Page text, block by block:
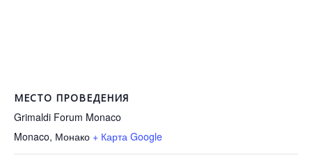
МЕСТО ПРОВЕДЕНИЯ
Grimaldi Forum Monaco
Monaco, Монако + Карта Google